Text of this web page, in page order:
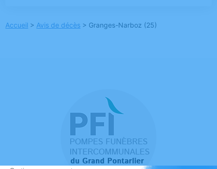
Accueil > Avis de décès > Granges-Narboz (25)